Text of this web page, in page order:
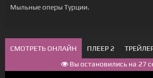
Мыльные оперы Турции.
СМОТРЕТЬ ОНЛАЙН ПЛЕЕР 2
Вы остановились на 27